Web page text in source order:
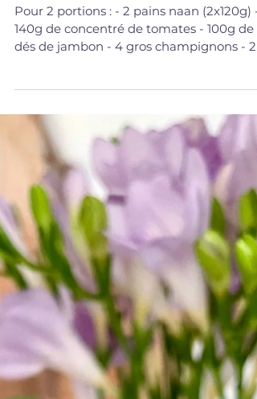
LUNCHS & PLATS
Pizza naan jambon champignons
Pour 2 portions : - 2 pains naan (2x120g) -
dés de jambon - 4 gros champignons - 2
poignées de...